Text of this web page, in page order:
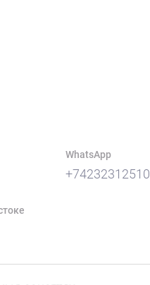
WhatsApp
+74232312510